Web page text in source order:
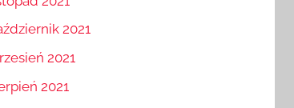
2021
2021
2021